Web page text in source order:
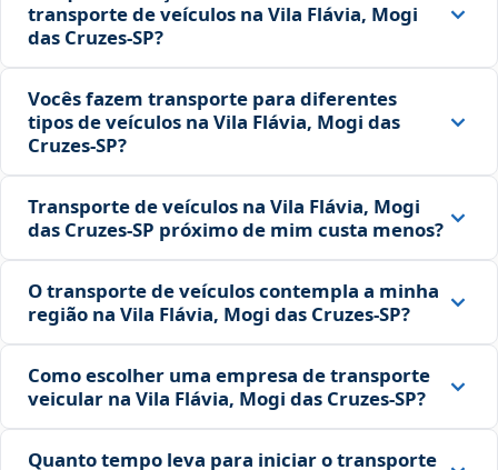
transporte de veículos na Vila Flávia, Mogi
das Cruzes‑SP?
Vocês fazem transporte para diferentes
tipos de veículos na Vila Flávia, Mogi das
Cruzes‑SP?
Transporte de veículos na Vila Flávia, Mogi
das Cruzes‑SP próximo de mim custa menos?
O transporte de veículos contempla a minha
região na Vila Flávia, Mogi das Cruzes‑SP?
Como escolher uma empresa de transporte
veicular na Vila Flávia, Mogi das Cruzes‑SP?
Quanto tempo leva para iniciar o transporte